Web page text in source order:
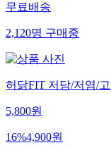
무료배송
2,120명 구매중
허닭FIT 저당/저염/
5,800원
16%4,900원